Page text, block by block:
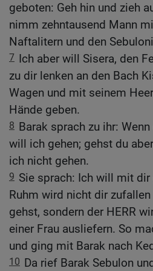
geboten: Geh hin und zieh
nimm zehntausend Mann
Naftalitern und den
7 Ich aber will Sisera, den
zu dir lenken an den Bach
Wagen und mit seinem
Hände geben.
8 Barak sprach zu ihr:
will ich gehen; gehst du
ich nicht gehen.
9 Sie sprach: Ich will mit dir
Ruhm wird nicht dir
gehst, sondern der HERR
einer Frau ausliefern. So
und ging mit Barak nach
10 Da rief Barak Sebulon